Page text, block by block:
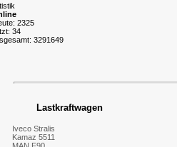
2325
34
3291649
Lastkraftwagen
Iveco Stralis
Kamaz 5511